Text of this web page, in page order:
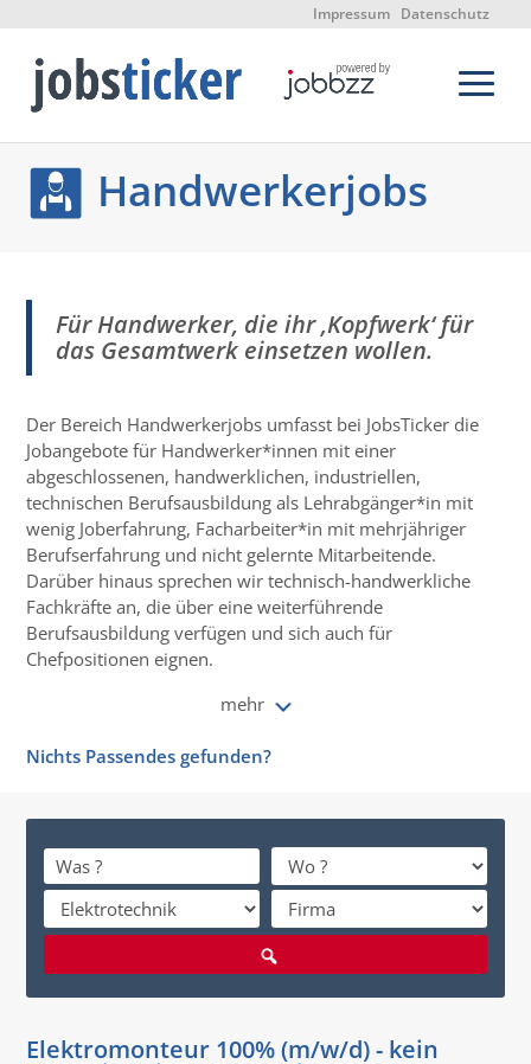
Impressum Datenschutz
Handwerkerjobs
Für Handwerker, die ihr ‚Kopfwerk‘ für
das Gesamtwerk einsetzen wollen.
Der Bereich Handwerkerjobs umfasst bei JobsTicker die
Jobangebote für Handwerker*innen mit einer
abgeschlossenen, handwerklichen, industriellen,
technischen Berufsausbildung als Lehrabgänger*in mit
wenig Joberfahrung, Facharbeiter*in mit mehrjähriger
Berufserfahrung und nicht gelernte Mitarbeitende.
Darüber hinaus sprechen wir technisch-handwerkliche
Fachkräfte an, die über eine weiterführende
Berufsausbildung verfügen und sich auch für
Chefpositionen eignen.
mehr
Nichts Passendes gefunden?
Elektromonteur 100% (m/w/d) - kein